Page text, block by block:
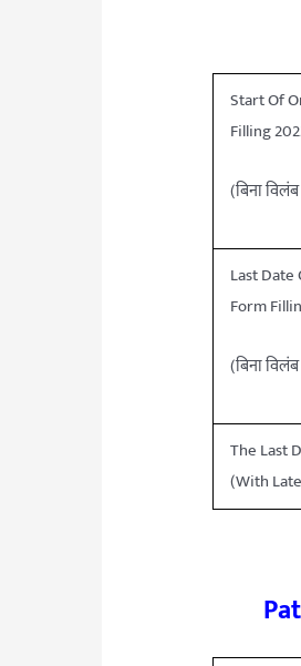
Start Of
Filling
(बिना
Last
Form
(बिना
The Last
(With